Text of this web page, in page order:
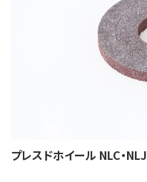
プレスドホイール NLC・NLJ